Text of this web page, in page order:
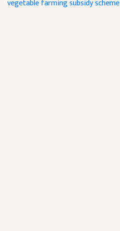
vegetable farming subsidy scheme